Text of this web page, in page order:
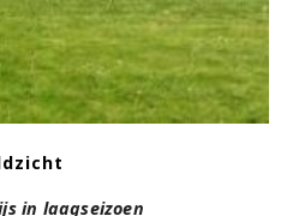
in laagseizoen